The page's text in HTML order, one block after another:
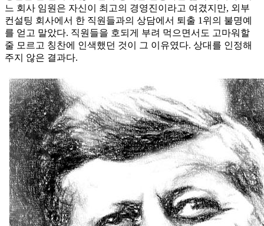
느 회사 임원은 자신이 최고의 경영진이라고 여겼지만, 외부
컨설팅 회사에서 한 직원들과의 상담에서 퇴출 1위의 불명예
를 얻고 말았다. 직원들을 호되게 부려 먹으면서도 고마워할
줄 모르고 칭찬에 인색했던 것이 그 이유였다. 상대를 인정해
주지 않은 결과다.